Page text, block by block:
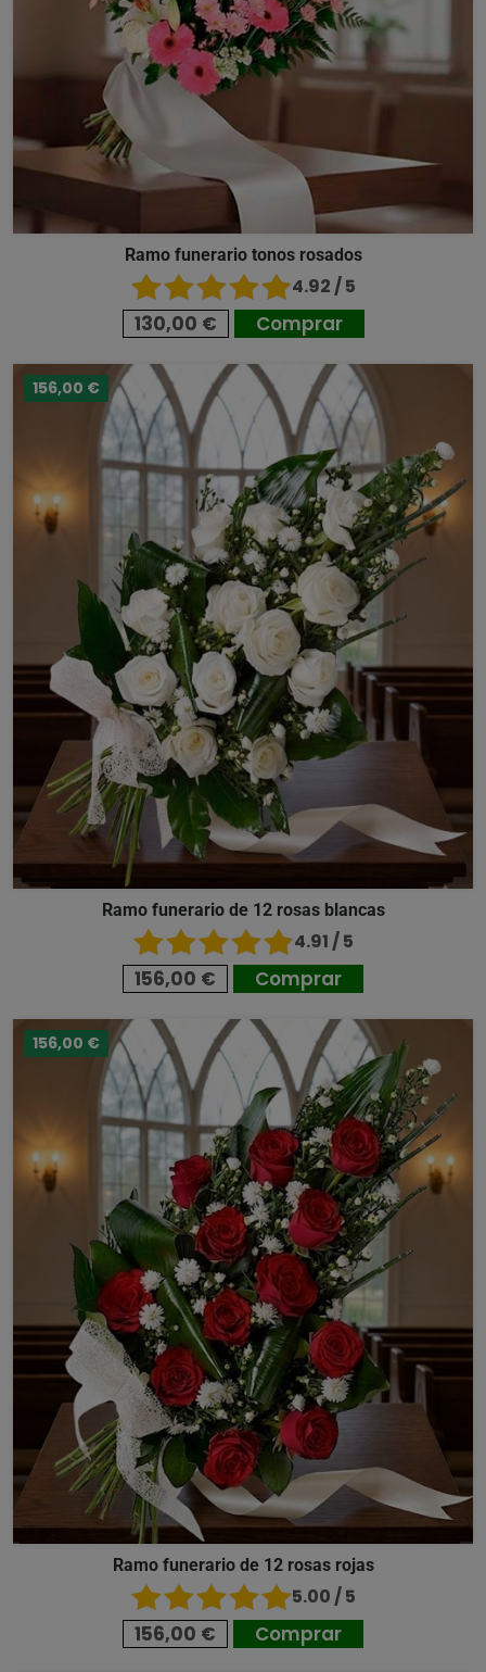
Ramo funerario tonos rosados
4.92 / 5
130,00 € Comprar
156,00 €
Ramo funerario de 12 rosas blancas
4.91 / 5
156,00 € Comprar
156,00 €
Ramo funerario de 12 rosas rojas
5.00 / 5
156,00 € Comprar